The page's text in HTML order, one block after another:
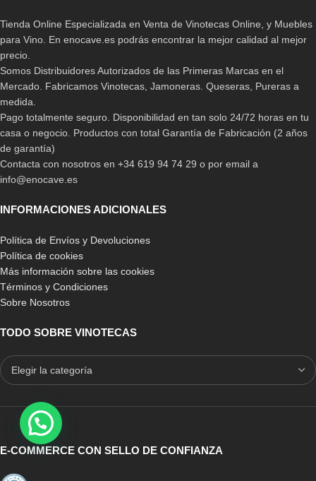
Tienda Online Especializada en Venta de Vinotecas Online, y Muebles
para Vino. En enocave.es podrás encontrar la mejor calidad al mejor
precio.
Somos Distribuidores Autorizados de las Primeras Marcas en el
Mercado. Fabricamos Vinotecas, Jamoneras. Queseras, Pureras a
medida.
Pago totalmente seguro. Disponibilidad en tan solo 24/72 horas en tu
casa o negocio. Productos con total Garantía de Fabricación (2 años
de garantía)
Contacta con nosotros en +34 619 94 74 29 o por email a
info@enocave.es
INFORMACIONES ADICIONALES
Política de Envíos y Devoluciones
Política de cookies
Más información sobre las cookies
Términos y Condiciones
Sobre Nosotros
TODO SOBRE VINOTECAS
E-COMMERCE CON SELLO DE CONFIANZA